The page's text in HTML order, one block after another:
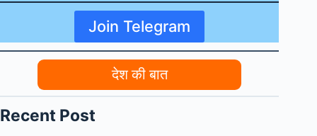
Join Telegram
देश की बात
Recent Post